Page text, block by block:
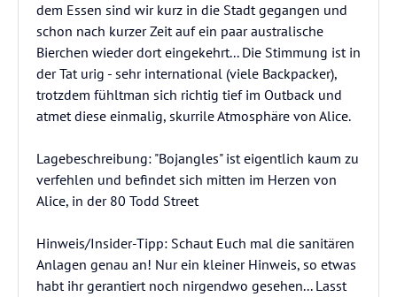
dem Essen sind wir kurz in die Stadt gegangen und
schon nach kurzer Zeit auf ein paar australische
Bierchen wieder dort eingekehrt... Die Stimmung ist in
der Tat urig - sehr international (viele Backpacker),
trotzdem fühltman sich richtig tief im Outback und
atmet diese einmalig, skurrile Atmosphäre von Alice.
Lagebeschreibung: "Bojangles" ist eigentlich kaum zu
verfehlen und befindet sich mitten im Herzen von
Alice, in der 80 Todd Street
Hinweis/Insider-Tipp: Schaut Euch mal die sanitären
Anlagen genau an! Nur ein kleiner Hinweis, so etwas
habt ihr gerantiert noch nirgendwo gesehen... Lasst